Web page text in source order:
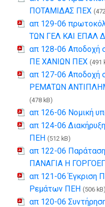
ΠΟΤΑΜΙΔΑΣ ΠΕΧ
απ 129-06
ΤΩΝ ΓΕΛ ΚΑΙ ΕΠΑΛ
απ 128-06 Αποδοχή
ΠΕ ΧΑΝΙΩΝ ΠΕΧ (491
απ 127-06 Αποδοχή
ΡΕΜΑΤΩΝ
(478 kB)
απ 126-06 Νομική
απ 124-06
ΠΕΗ (512 kB)
απ 122-06
ΠΑΝΑΓΙΑ Η
απ 121-06 Έγκριση
Ρεμάτων ΠΕΗ (506 kB)
απ 120-06